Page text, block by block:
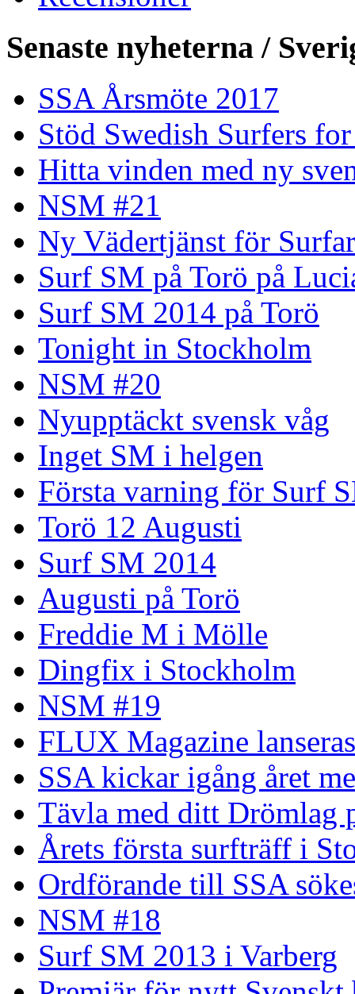
Senaste nyheterna /
SSA Årsmöte 2017
Stöd Swedish Surfers
Hitta vinden med ny
NSM #21
Ny Vädertjänst för
Surf SM på Torö på
Surf SM 2014 på Torö
Tonight in Stockholm
NSM #20
Nyupptäckt svensk våg
Inget SM i helgen
Första varning för Surf
Torö 12 Augusti
Surf SM 2014
Augusti på Torö
Freddie M i Mölle
Dingfix i Stockholm
NSM #19
FLUX Magazine lanseras
SSA kickar igång året
Tävla med ditt Drömlag
Årets första surfträff i
Ordförande till SSA
NSM #18
Surf SM 2013 i Varberg